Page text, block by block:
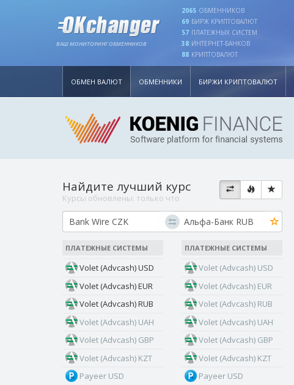
ВАШ МОНИТОРИНГ ОБМЕННИКОВ
2065 ОБМЕННИКОВ
69 БИРЖ КРИПТОВАЛЮТ
57 ПЛАТЕЖНЫХ СИСТЕМ
38 ИНТЕРНЕТ-БАНКОВ
88 КРИПТОВАЛЮТ
ОБМЕН ВАЛЮТ ОБМЕННИКИ БИРЖИ КРИПТОВАЛЮТ
Найдите лучший курс
Курсы обновлены: только что
ПЛАТЕЖНЫЕ СИСТЕМЫ
Volet (Advcash) USD
Volet (Advcash) EUR
Volet (Advcash) RUB
Volet (Advcash) UAH
Volet (Advcash) GBP
Volet (Advcash) KZT
Payeer USD
ПЛАТЕЖНЫЕ СИСТЕМЫ
Volet (Advcash) USD
Volet (Advcash) EUR
Volet (Advcash) RUB
Volet (Advcash) UAH
Volet (Advcash) GBP
Volet (Advcash) KZT
Payeer USD